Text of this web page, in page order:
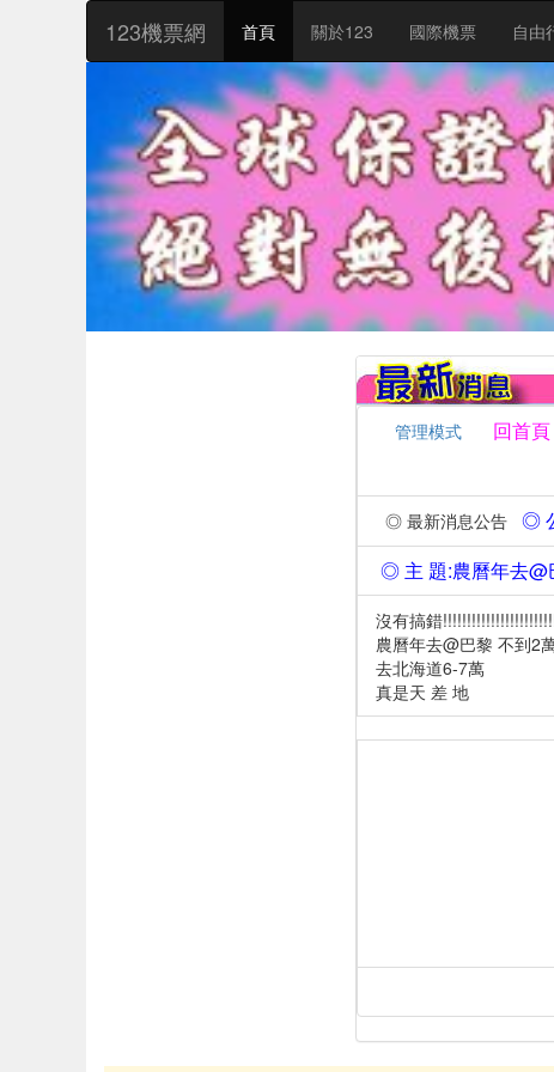
123機票網 首頁 關於123 國際機票 自由
管理模式 回首頁
◎ 最新消息公告 ◎
◎ 主 題:農曆年去@
沒有搞錯
農曆年去@巴黎 不到2
去北海道6-7萬
真是天 差 地